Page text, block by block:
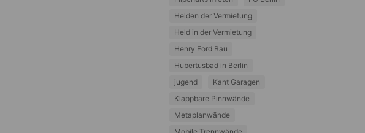
Helden der Vermietung
Held in der Vermietung
Henry Ford Bau
Hubertusbad in Berlin
jugend
Kant Garagen
Klappbare Pinnwände
Metaplanwände